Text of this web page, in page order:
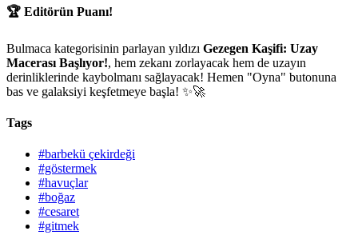
🏆 Editörün Puanı!
Bulmaca kategorisinin parlayan yıldızı Gezegen Kaşifi: Uzay
Macerası Başlıyor!, hem zekanı zorlayacak hem de uzayın
derinliklerinde kaybolmanı sağlayacak! Hemen "Oyna" butonuna
bas ve galaksiyi keşfetmeye başla! ✨🚀
Tags
#barbekü çekirdeği
#göstermek
#havuçlar
#boğaz
#cesaret
#gitmek